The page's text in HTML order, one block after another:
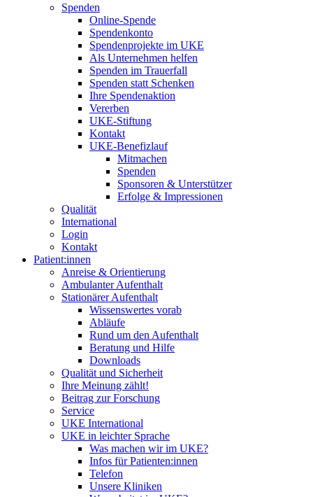
Spenden
Online-Spende
Spendenkonto
Spendenprojekte im UKE
Als Unternehmen helfen
Spenden im Trauerfall
Spenden statt Schenken
Ihre Spendenaktion
Vererben
UKE-Stiftung
Kontakt
UKE-Benefizlauf
Mitmachen
Spenden
Sponsoren & Unterstützer
Erfolge & Impressionen
Qualität
International
Login
Kontakt
Patient:innen
Anreise & Orientierung
Ambulanter Aufenthalt
Stationärer Aufenthalt
Wissenswertes vorab
Abläufe
Rund um den Aufenthalt
Beratung und Hilfe
Downloads
Qualität und Sicherheit
Ihre Meinung zählt!
Beitrag zur Forschung
Service
UKE International
UKE in leichter Sprache
Was machen wir im UKE?
Infos für Patienten:innen
Telefon
Unsere Kliniken